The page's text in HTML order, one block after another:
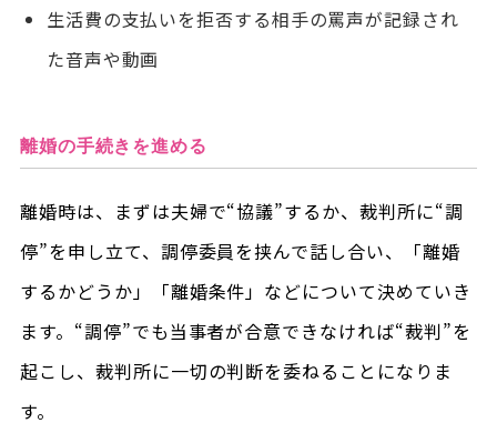
生活費の支払いを拒否する相手の罵声が記録され
た音声や動画
離婚の手続きを進める
離婚時は、まずは夫婦で“協議”するか、裁判所に“調
停”を申し立て、調停委員を挟んで話し合い、「離婚
するかどうか」「離婚条件」などについて決めていき
ます。“調停”でも当事者が合意できなければ“裁判”を
起こし、裁判所に一切の判断を委ねることになりま
す。